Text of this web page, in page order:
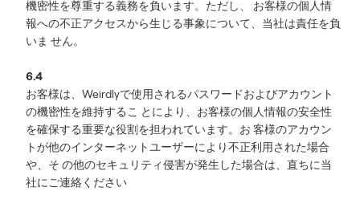
機密性を尊重する義務を負います。ただし、 お客様の個人情
報への不正アクセスから生じる事象について、当社は責任を負
いま せん。
6.4
お客様は、Weirdlyで使用されるパスワードおよびアカウント
の機密性を維持するこ とにより、お客様の個人情報の安全性
を確保する重要な役割を担われています。お 客様のアカウン
トが他のインターネットユーザーにより不正利用された場合
や、そ の他のセキュリティ侵害が発生した場合は、直ちに当
社にご連絡ください